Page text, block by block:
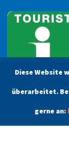
Diese Website
überarbeitet.
gerne an:
Öffnungszeiten